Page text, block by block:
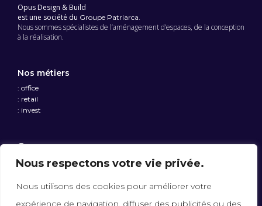
Nous respectons votre vie privée.
Nous utilisons des cookies pour améliorer votre
expérience de navigation, diffuser des publicités ou des
Opus Design & Build
est une société du Groupe Patriarca.
Nous sommes spécialistes de l’aménagement d’espaces, de la conception
à la réalisation.
Nos métiers
: office
: retail
: invest
Opus
Qui sommes-nous ?
Nous rejoindre